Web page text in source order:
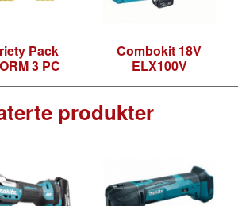
Pack
3 PC
Com­bok­it 18V
ELX100V
produkter